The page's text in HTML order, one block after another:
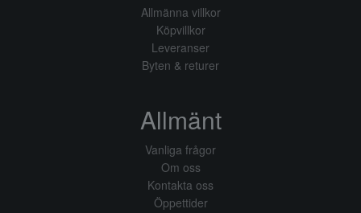
Allmänna villkor
Köpvillkor
Leveranser
Byten & returer
Allmänt
Vanliga frågor
Om oss
Kontakta oss
Öppettider